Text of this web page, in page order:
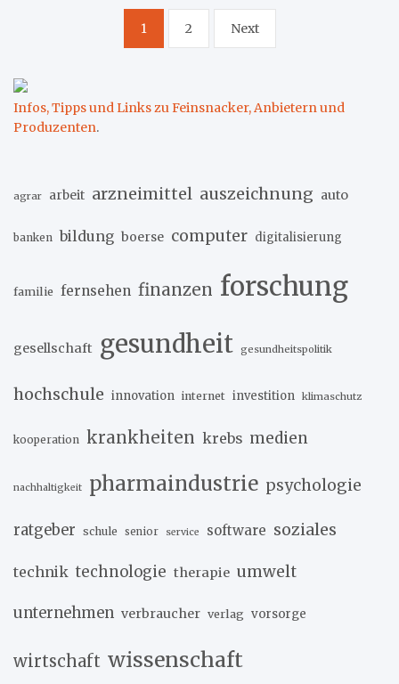
Seitennummerierung
Beiträge
1 2 Next
Infos, Tipps und Links zu Feinsnacker, Anbietern und
Produzenten.
agrar arbeit arzneimittel auszeichnung auto
banken bildung boerse computer digitalisierung
familie fernsehen finanzen forschung
gesellschaft gesundheit gesundheitspolitik
hochschule innovation internet investition klimaschutz
kooperation krankheiten krebs medien
nachhaltigkeit pharmaindustrie psychologie
ratgeber schule senior service software soziales
technik technologie therapie umwelt
unternehmen verbraucher verlag vorsorge
wirtschaft wissenschaft